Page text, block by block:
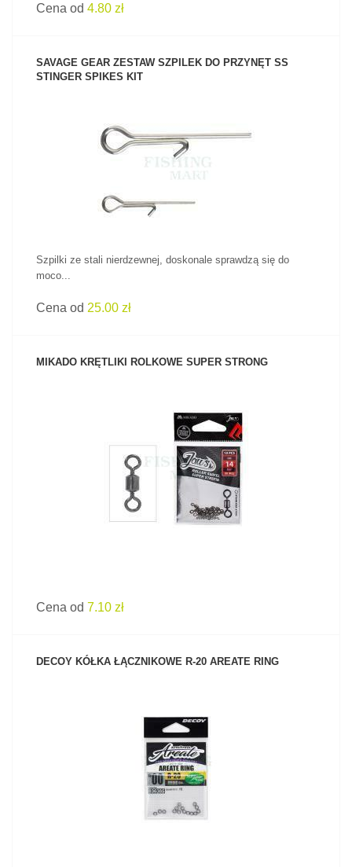
Cena od 4.80 zł
SAVAGE GEAR ZESTAW SZPILEK DO PRZYNĘT SS
STINGER SPIKES KIT
ZOBACZ PRODUKT
Szpilki ze stali nierdzewnej, doskonale sprawdzą się do
moco...
Cena od 25.00 zł
MIKADO KRĘTLIKI ROLKOWE SUPER STRONG
ZOBACZ PRODUKT
Cena od 7.10 zł
DECOY KÓŁKA ŁĄCZNIKOWE R-20 AREATE RING
ZOBACZ PRODUKT